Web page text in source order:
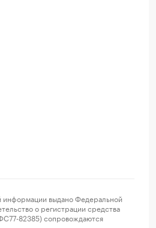
выдано Федеральной
о регистрации средства
82385) сопровождаются